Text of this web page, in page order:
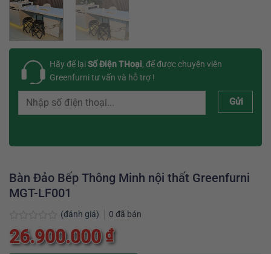
Hãy để lạiSố Điện THoại, để được chuyên viên
Greenfurni tư vấn và hỗ trợ !
Gửi
Bàn Đảo Bếp Thông Minh nội thất Greenfurni
MGT-LF001
Được
xếp
hạng
(đánh giá) 0 đã bán
26.900.000₫